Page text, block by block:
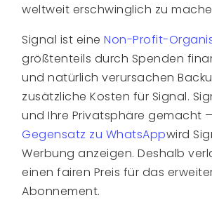
weltweit erschwinglich zu
Signal ist eineNon-Profit-
größtenteils durch Spenden
und natürlich verursachen
zusätzliche Kosten für Signal.
und Ihre Privatsphäre gemacht
Gegensatz zu WhatsAppwird
Werbung anzeigen. Deshalb
einen fairen Preis für das
Abonnement.